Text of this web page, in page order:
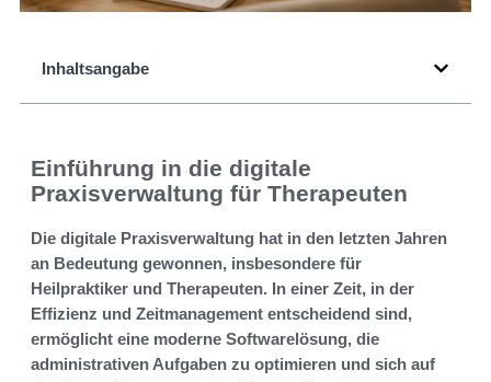
Inhaltsangabe
Einführung in die digitale
Praxisverwaltung für Therapeuten
Die digitale Praxisverwaltung hat in den letzten Jahren
an Bedeutung gewonnen, insbesondere für
Heilpraktiker und Therapeuten. In einer Zeit, in der
Effizienz und Zeitmanagement entscheidend sind,
ermöglicht eine moderne Softwarelösung, die
administrativen Aufgaben zu optimieren und sich auf